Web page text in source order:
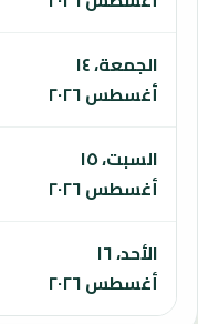
الجمعة، ١٤
أغسطس ٢٠٢٦
السبت، ١٥
أغسطس ٢٠٢٦
الأحد، ١٦
أغسطس ٢٠٢٦